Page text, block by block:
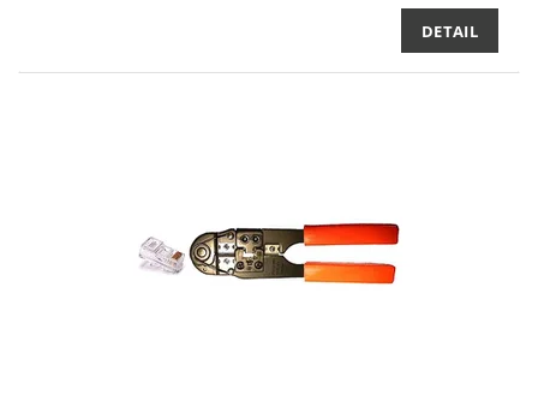
DETAIL